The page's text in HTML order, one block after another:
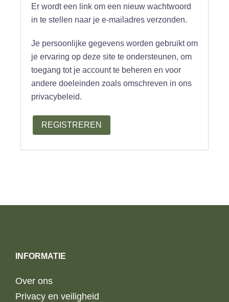
Er wordt een link om een nieuw wachtwoord
in te stellen naar je e-mailadres verzonden.
Je persoonlijke gegevens worden gebruikt om
je ervaring op deze site te ondersteunen, om
toegang tot je account te beheren en voor
andere doeleinden zoals omschreven in ons
privacybeleid.
REGISTREREN
INFORMATIE
Over ons
Privacy en veiligheid